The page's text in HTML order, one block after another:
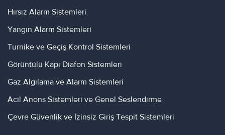
Hırsız Alarm Sistemleri
Yangın Alarm Sistemleri
Turnike ve Geçiş Kontrol Sistemleri
Görüntülü Kapı Diafon Sistemleri
Gaz Algılama ve Alarm Sistemleri
Acil Anons Sistemleri ve Genel Seslendirme
Çevre Güvenlik ve İzinsiz Giriş Tespit Sistemleri